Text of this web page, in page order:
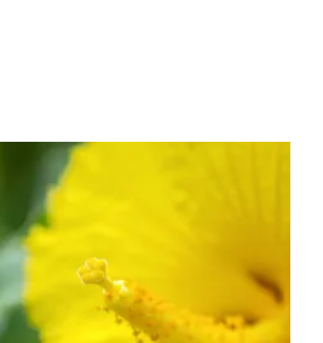
o
k
n